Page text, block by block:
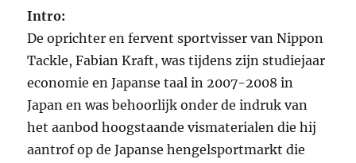
Intro:
De oprichter en fervent sportvisser van Nippon
Tackle, Fabian Kraft, was tijdens zijn studiejaar
economie en Japanse taal in 2007-2008 in
Japan en was behoorlijk onder de indruk van
het aanbod hoogstaande vismaterialen die hij
aantrof op de Japanse hengelsportmarkt die